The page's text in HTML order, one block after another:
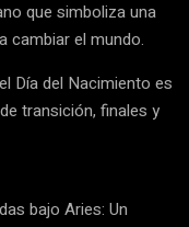
que simboliza una
cambiar el mundo.
Día del Nacimiento es
transición, finales y
bajo Aries: Un